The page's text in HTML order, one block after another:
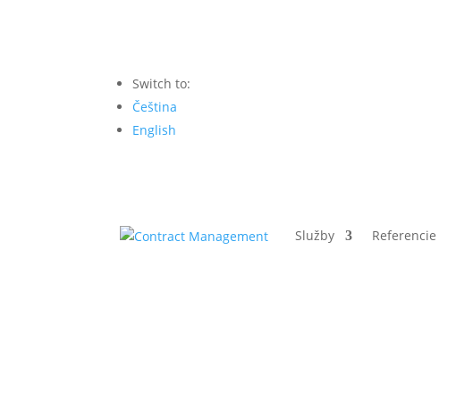
Switch to:
Čeština
English
Služby Referencie